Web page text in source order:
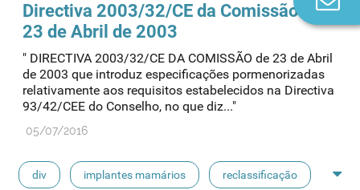
Directiva 2003/32/CE da Comissão de
23 de Abril de 2003
" DIRECTIVA 2003/32/CE DA COMISSÃO de 23 de Abril
de 2003 que introduz especificações pormenorizadas
relativamente aos requisitos estabelecidos na Directiva
93/42/CEE do Conselho, no que diz..."
05/07/2016
div implantes mamários reclassificação